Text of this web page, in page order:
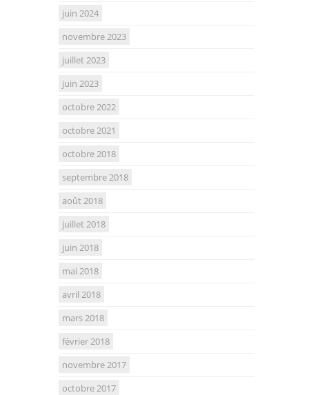
juin 2024
novembre 2023
juillet 2023
juin 2023
octobre 2022
octobre 2021
octobre 2018
septembre 2018
août 2018
juillet 2018
juin 2018
mai 2018
avril 2018
mars 2018
février 2018
novembre 2017
octobre 2017